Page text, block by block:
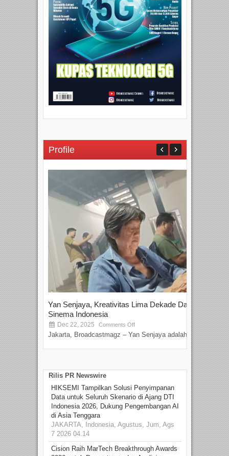
Profile
Yan Senjaya, Kreativitas Lima Dekade Dalam
Sinema Indonesia
Dec 22, 2025 Comments Off
Jakarta, Broadcastmagz – Yan Senjaya adalah...
Rilis PR Newswire
HIKSEMI Tampilkan Solusi Penyimpanan
Data untuk Seluruh Skenario di Ajang DTI
Indonesia 2026, Dukung Pengembangan AI
di Asia Tenggara
JAKARTA, Indonesia, Agustus, Jum, Ags
7 2026 04.14
Cision Raih MarTech Breakthrough Awards